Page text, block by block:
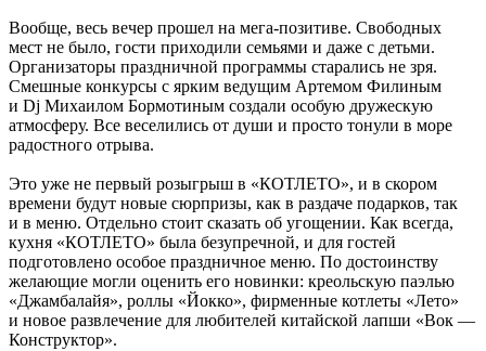
Вообще, весь вечер прошел на мега-позитиве. Свободных
мест не было, гости приходили семьями и даже с детьми.
Организаторы праздничной программы старались не зря.
Смешные конкурсы с ярким ведущим Артемом Филиным
и Dj Михаилом Бормотиным создали особую дружескую
атмосферу. Все веселились от души и просто тонули в море
радостного отрыва.
Это уже не первый розыгрыш в «КОТЛЕТО», и в скором
времени будут новые сюрпризы, как в раздаче подарков, так
и в меню. Отдельно стоит сказать об угощении. Как всегда,
кухня «КОТЛЕТО» была безупречной, и для гостей
подготовлено особое праздничное меню. По достоинству
желающие могли оценить его новинки: креольскую паэлью
«Джамбалайя», роллы «Йокко», фирменные котлеты «Лето»
и новое развлечение для любителей китайской лапши «Вок —
Конструктор».